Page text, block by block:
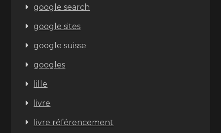
google search
google sites
google suisse
googles
lille
livre
livre référencement